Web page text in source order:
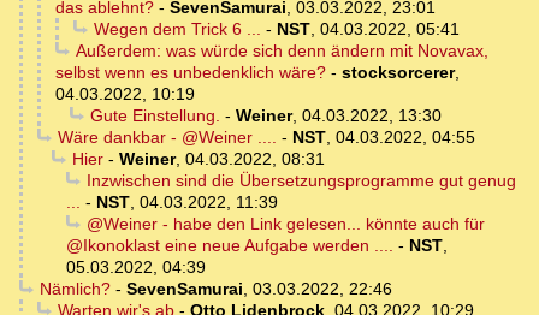
das ablehnt? - SevenSamurai, 03.03.2022, 23:01
Wegen dem Trick 6 ... - NST, 04.03.2022, 05:41
Außerdem: was würde sich denn ändern mit Novavax,
selbst wenn es unbedenklich wäre? - stocksorcerer,
04.03.2022, 10:19
Gute Einstellung. - Weiner, 04.03.2022, 13:30
Wäre dankbar - @Weiner .... - NST, 04.03.2022, 04:55
Hier- Weiner, 04.03.2022, 08:31
Inzwischen sind die Übersetzungsprogramme gut genug
... - NST, 04.03.2022, 11:39
@Weiner - habe den Link gelesen... könnte auch für
@Ikonoklast eine neue Aufgabe werden .... - NST,
05.03.2022, 04:39
Nämlich?- SevenSamurai, 03.03.2022, 22:46
Warten wir's ab- Otto Lidenbrock, 04.03.2022, 10:29